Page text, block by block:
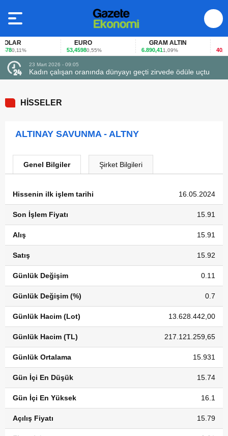
0,11%
EURO
53,45980,55%
GRAM ALTIN
6.890,411,09% 40,65
23 Mart 2026 - 09:05
Kadın çalışan oranında dünyayı geçti zirvede ödüle uçtu
HİSSELER
ALTINAY SAVUNMA - ALTNY
Genel Bilgiler Şirket Bilgileri
Hissenin ilk işlem tarihi 16.05.2024
Son İşlem Fiyatı 15.91
Alış 15.91
Satış 15.92
Günlük Değişim 0.11
Günlük Değişim (%) 0.7
Günlük Hacim (Lot) 13.628.442,00
Günlük Hacim (TL) 217.121.259,65
Günlük Ortalama 15.931
Gün İçi En Düşük 15.74
Gün İçi En Yüksek 16.1
Açılış Fiyatı 15.79